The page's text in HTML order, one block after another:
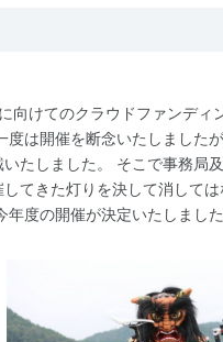
向けてのクラウドファンディ
度は開催を断念いたしました
たしました。 そこで事務局
してきた灯りを決して消して
度の開催が決定いたしました